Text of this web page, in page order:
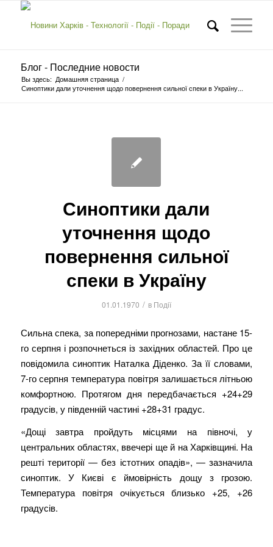
Блог - Последние новости
Вы здесь: Домашняя страница /
Синоптики дали уточнення щодо повернення сильної спеки в Україну...
Синоптики дали
уточнення щодо
повернення сильної
спеки в Україну
01.01.1970 / в Події
Сильна спека, за попередніми прогнозами, настане 15-
го серпня і розпочнеться із західних областей. Про це
повідомила синоптик Наталка Діденко. За її словами,
7-го серпня температура повітря залишається літньою
комфортною. Протягом дня передбачається +24+29
градусів, у південній частині +28+31 градус.
«Дощі завтра пройдуть місцями на півночі, у
центральних областях, ввечері ще й на Харківщині. На
решті території — без істотних опадів», — зазначила
синоптик. У Києві є ймовірність дощу з грозою.
Температура повітря очікується близько +25, +26
градусів.